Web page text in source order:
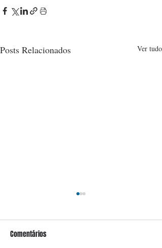
Posts Relacionados Ver tudo
Comentários